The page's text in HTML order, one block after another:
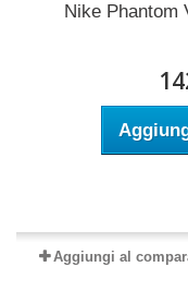
Nike Phantom
Aggiungi al